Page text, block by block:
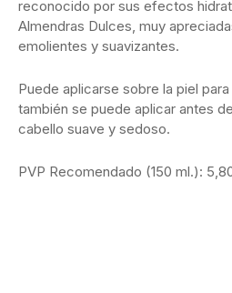
reconocido por sus efectos
Almendras Dulces, muy
emolientes y suavizantes.
Puede aplicarse sobre la piel
también se puede aplicar antes
cabello suave y sedoso.
PVP Recomendado (150 ml.):